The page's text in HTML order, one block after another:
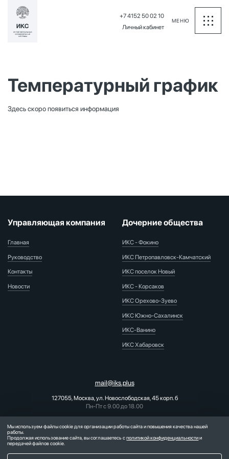
+7 4152 50 02 10
Личный кабинет
МЕНЮ
Температурный график
Здесь скоро появиться информация
Управляющая компания
Главная
Руководство
Контакты
Новости
Дочерние общества
ИКС - Фокино
ИКС Петропавловск-Камчатский
ИКС поселок Новый
ИКС - Корсаков
ИКС Орехово-Зуево
ИКС Южно-Сахалинск
ИКС-Ванино
ИКС Хабаровск
mail@iks.plus
127055, Москва, ул. Новослободская, 45 корп. б
Пн-Пт с 9.00 до 18.00
PR-отдел:pr@iks.plus
2026 © ООО "ИКС" Интеллектуальные
Мы используем файлы cookie для организации работы сайта и повышения качества нашей
работы.
Продолжая использование сайта, вы соглашаетесь сполитикой конфиденциальностии
передачей файлов cookie.